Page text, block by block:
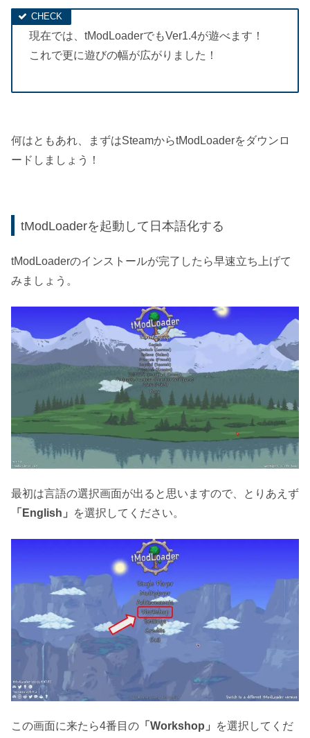
現在では、tModLoaderでもVer1.4が遊べます！
これで更に遊びの幅が広がりました！
何はともあれ、まずはSteamからtModLoaderをダウンロ
ードしましょう！
tModLoaderを起動して日本語化する
tModLoaderのインストールが完了したら早速立ち上げて
みましょう。
最初は言語の選択画面が出ると思いますので、とりあえず
「English」
を選択してください。
この画面に来たら4番目の 「Workshop」
を選択してくだ